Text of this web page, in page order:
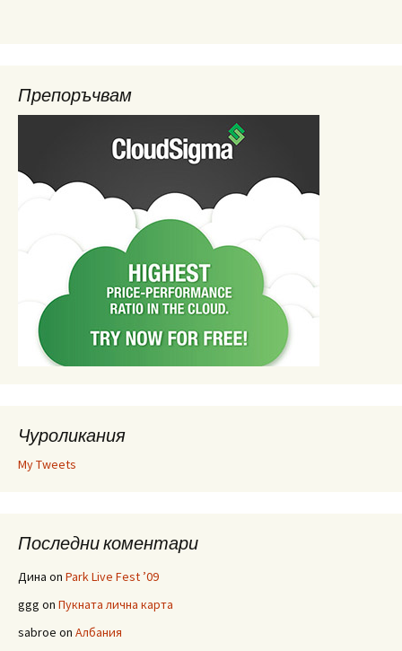
Препоръчвам
Чуроликания
My Tweets
Последни коментари
Дина on Park Live Fest ’09
ggg on Пукната лична карта
sabroe on Албания